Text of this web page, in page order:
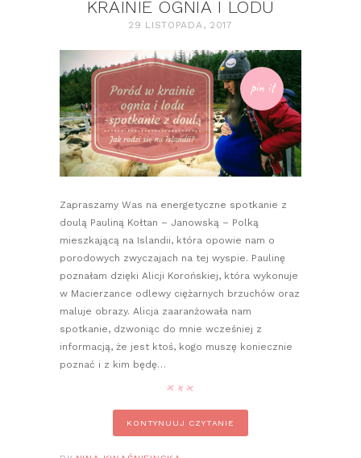
KRAINIE OGNIA I LODU
29 LISTOPADA, 2017
pin it
Zapraszamy Was na energetyczne spotkanie z
doulą Pauliną Kołtan – Janowską – Polką
mieszkającą na Islandii, która opowie nam o
porodowych zwyczajach na tej wyspie. Paulinę
poznałam dzięki Alicji Korońskiej, która wykonuje
w Macierzance odlewy ciężarnych brzuchów oraz
maluje obrazy. Alicja zaaranżowała nam
spotkanie, dzwoniąc do mnie wcześniej z
informacją, że jest ktoś, kogo muszę koniecznie
poznać i z kim będę…
KONTYNUUJ CZYTANIE